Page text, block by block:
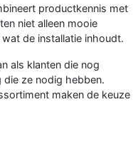
productkennis met
niet alleen mooie
de installatie inhoudt.
als klanten die nog
die ze nodig hebben.
maken de keuze